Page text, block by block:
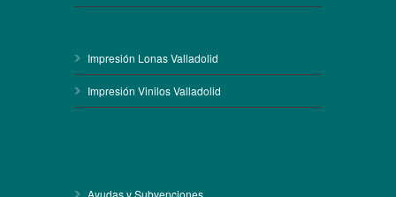
Impresión Lonas Valladolid
Impresión Vinilos Valladolid